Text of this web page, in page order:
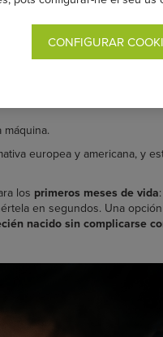
con un sencillo ajuste de
europea y americana, y
los primeros meses de vida
en segundos. Una
nacido sin complicarse
CONFIGURAR